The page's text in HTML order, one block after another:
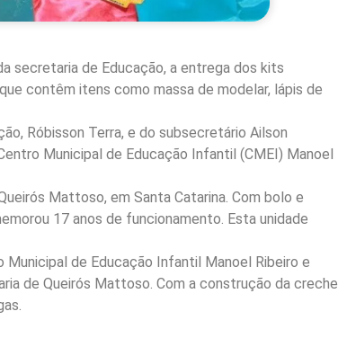
secretaria de Educação, a entrega dos kits
contêm itens como massa de modelar, lápis de
Róbisson Terra, e do subsecretário Ailson
Municipal de Educação Infantil (CMEI) Manoel
Mattoso, em Santa Catarina. Com bolo e
17 anos de funcionamento. Esta unidade
de Educação Infantil Manoel Ribeiro e
de Queirós Mattoso. Com a construção da creche